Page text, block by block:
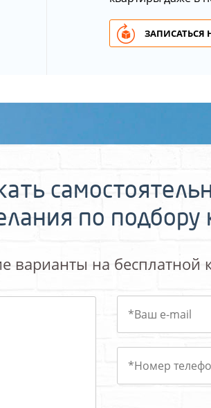
ЗАПИСАТЬСЯ
по подбору
на бесплатной